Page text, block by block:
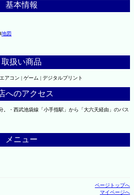
基本情報
地図
取扱い商品
アコン | ゲーム | デジタルプリント
へのアクセス
。・西武池袋線「小手指駅」から「大六天経由」のバス
メニュー
ページトップへ
マイページへ